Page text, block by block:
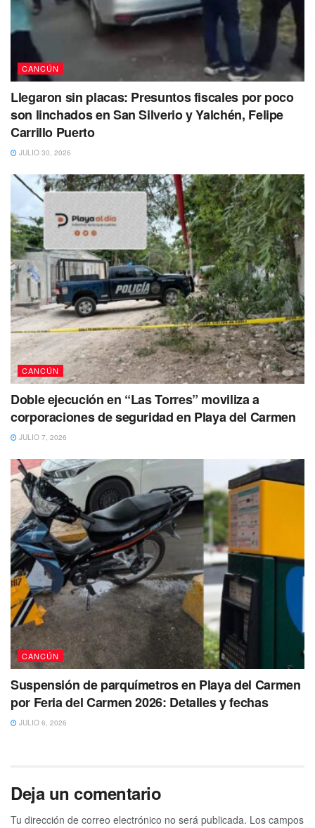
CANCÚN
Llegaron sin placas: Presuntos fiscales por poco
son linchados en San Silverio y Yalchén, Felipe
Carrillo Puerto
JULIO 30, 2026
CANCÚN
Doble ejecución en “Las Torres” moviliza a
corporaciones de seguridad en Playa del Carmen
JULIO 7, 2026
CANCÚN
Suspensión de parquímetros en Playa del Carmen
por Feria del Carmen 2026: Detalles y fechas
JULIO 6, 2026
Deja un comentario
Tu dirección de correo electrónico no será publicada. Los campos